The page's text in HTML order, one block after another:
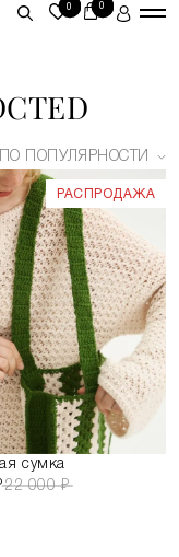
0 0
ПО ПОПУЛЯРНОСТИ
РАСПРОДАЖА
сумка
22 000 ₽